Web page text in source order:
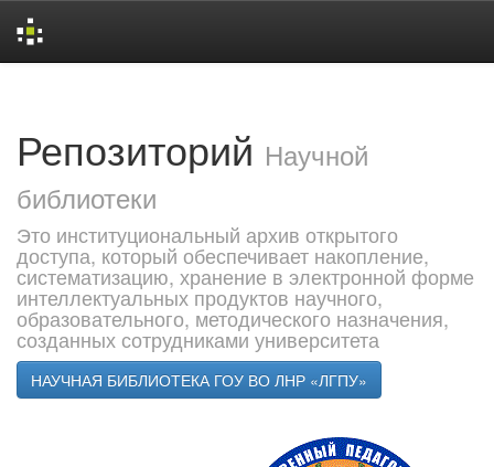
Репозиторий Научной
библиотеки
Это институциональный архив открытого
доступа, который обеспечивает накопление,
систематизацию, хранение в электронной форме
интеллектуальных продуктов научного,
образовательного, методического назначения,
созданных сотрудниками университета
НАУЧНАЯ БИБЛИОТЕКА ГОУ ВО ЛНР «ЛГПУ»